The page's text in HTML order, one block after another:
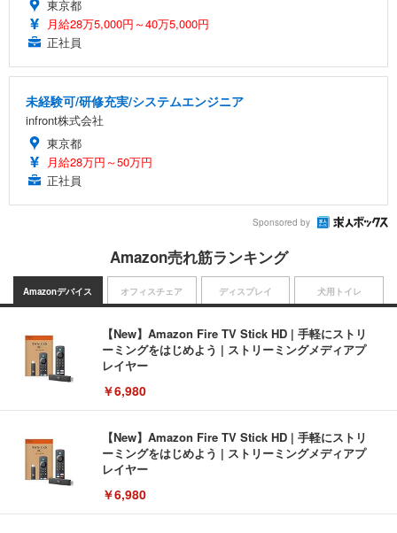
東京都
月給28万5,000円～40万5,000円
正社員
未経験可/研修充実/システムエンジニア
infront株式会社
東京都
月給28万円～50万円
正社員
Sponsored by
Amazon売れ筋ランキング
Amazonデバイス
【New】Amazon Fire TV Stick HD | 手軽にストリ
ーミングをはじめよう | ストリーミングメディアプ
レイヤー
￥6,980
【New】Amazon Fire TV Stick HD | 手軽にストリ
ーミングをはじめよう | ストリーミングメディアプ
レイヤー
￥6,980
オフィスチェア ディスプレイ 犬用トイレ